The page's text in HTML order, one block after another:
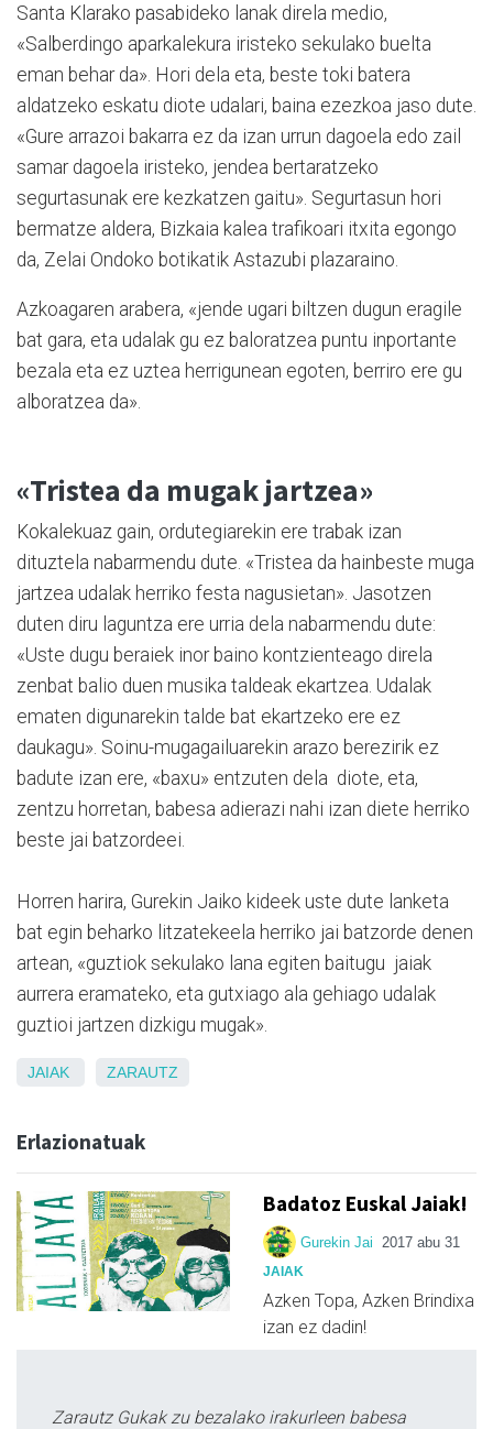
Santa Klarako pasabideko lanak direla medio,
«Salberdingo aparkalekura iristeko sekulako buelta
eman behar da». Hori dela eta, beste toki batera
aldatzeko eskatu diote udalari, baina ezezkoa jaso dute.
«Gure arrazoi bakarra ez da izan urrun dagoela edo zail
samar dagoela iristeko, jendea bertaratzeko
segurtasunak ere kezkatzen gaitu». Segurtasun hori
bermatze aldera, Bizkaia kalea trafikoari itxita egongo
da, Zelai Ondoko botikatik Astazubi plazaraino.
Azkoagaren arabera, «jende ugari biltzen dugun eragile
bat gara, eta udalak gu ez baloratzea puntu inportante
bezala eta ez uztea herrigunean egoten, berriro ere gu
alboratzea da».
«Tristea da mugak jartzea»
Kokalekuaz gain, ordutegiarekin ere trabak izan
dituztela nabarmendu dute. «Tristea da hainbeste muga
jartzea udalak herriko festa nagusietan». Jasotzen
duten diru laguntza ere urria dela nabarmendu dute:
«Uste dugu beraiek inor baino kontzienteago direla
zenbat balio duen musika taldeak ekartzea. Udalak
ematen digunarekin talde bat ekartzeko ere ez
daukagu». Soinu-mugagailuarekin arazo berezirik ez
badute izan ere, «baxu» entzuten dela diote, eta,
zentzu horretan, babesa adierazi nahi izan diete herriko
beste jai batzordeei.
Horren harira, Gurekin Jaiko kideek uste dute lanketa
bat egin beharko litzatekeela herriko jai batzorde denen
artean, «guztiok sekulako lana egiten baitugu jaiak
aurrera eramateko, eta gutxiago ala gehiago udalak
guztioi jartzen dizkigu mugak».
JAIAK ZARAUTZ
Erlazionatuak
Badatoz Euskal Jaiak!
Gurekin Jai 2017 abu 31
JAIAK
Azken Topa, Azken Brindixa
izan ez dadin!
Zarautz Gukak zu bezalako irakurleen babesa